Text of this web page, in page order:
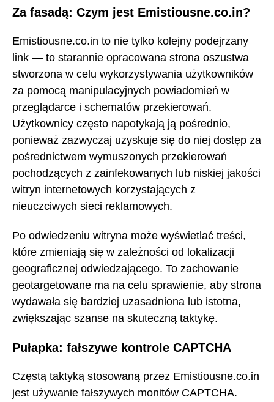
Za fasadą: Czym jest Emistiousne.co.in?
Emistiousne.co.in to nie tylko kolejny podejrzany
link — to starannie opracowana strona oszustwa
stworzona w celu wykorzystywania użytkowników
za pomocą manipulacyjnych powiadomień w
przeglądarce i schematów przekierowań.
Użytkownicy często napotykają ją pośrednio,
ponieważ zazwyczaj uzyskuje się do niej dostęp za
pośrednictwem wymuszonych przekierowań
pochodzących z zainfekowanych lub niskiej jakości
witryn internetowych korzystających z
nieuczciwych sieci reklamowych.
Po odwiedzeniu witryna może wyświetlać treści,
które zmieniają się w zależności od lokalizacji
geograficznej odwiedzającego. To zachowanie
geotargetowane ma na celu sprawienie, aby strona
wydawała się bardziej uzasadniona lub istotna,
zwiększając szanse na skuteczną taktykę.
Pułapka: fałszywe kontrole CAPTCHA
Częstą taktyką stosowaną przez Emistiousne.co.in
jest używanie fałszywych monitów CAPTCHA.